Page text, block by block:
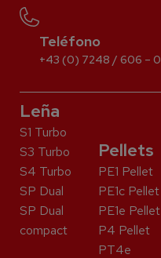
Teléfono
+43 (0) 7248 / 606 – 0
Leña
S1 Turbo
S3 Turbo
S4 Turbo
SP Dual
SP Dual
compact
Pellets
PE1 Pellet
PE1c Pellet
PE1e Pellet
P4 Pellet
PT4e